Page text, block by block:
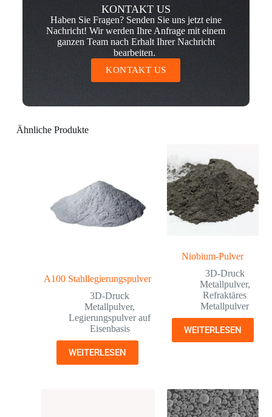
KONTAKT US
Haben Sie Fragen? Senden Sie uns jetzt eine
Nachricht! Wir werden Ihre Anfrage mit einem
ganzen Team nach Erhalt Ihrer Nachricht
bearbeiten.
KONTAKT US
Ähnliche Produkte
A100 Stahllegierungspulver
3D-Druck
Metallpulver,
Legierungspulver auf
Eisenbasis
WEITERLESEN
Niobium-Pulver
3D-Druck
Metallpulver,
Refraktäres
Metallpulver
WEITERLESEN